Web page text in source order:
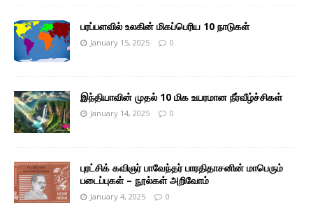
பரப்பளவில் உலகின் மிகப்பெரிய 10 நாடுகள்
January 15, 2025 0
இந்தியாவின் முதல் 10 மிக உயரமான நீர்வீழ்ச்சிகள்
January 14, 2025 0
புரட்சிக் கவிஞர் பாவேந்தர் பாரதிதாசனின் மாபெரும்
படைப்புகள் – நூல்கள் அறிவோம்
January 4, 2025 0